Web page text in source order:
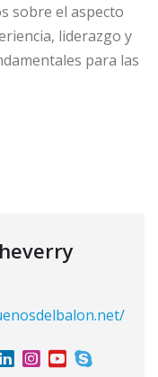
sobre el aspecto
liderazgo y
para las